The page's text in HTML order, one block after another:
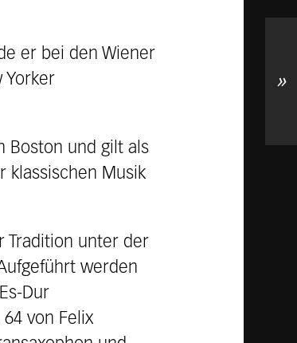
er bei den Wiener
Yorker
Boston und gilt als
klassischen Musik
Tradition unter der
werden
Dur
von Felix
»